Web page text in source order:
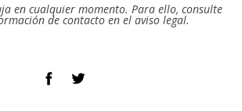
en cualquier momento. Para ello, consulte
de contacto en el aviso legal.
Facebook
Twitter